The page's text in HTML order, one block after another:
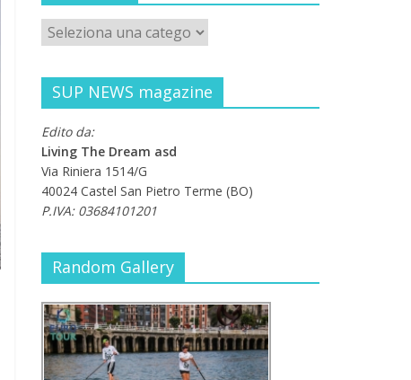
SUP NEWS magazine
Edito da:
Living The Dream asd
Via Riniera 1514/G
40024 Castel San Pietro Terme (BO)
P.IVA: 03684101201
Random Gallery